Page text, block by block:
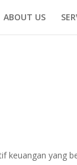
ABOUT US
keuangan yang